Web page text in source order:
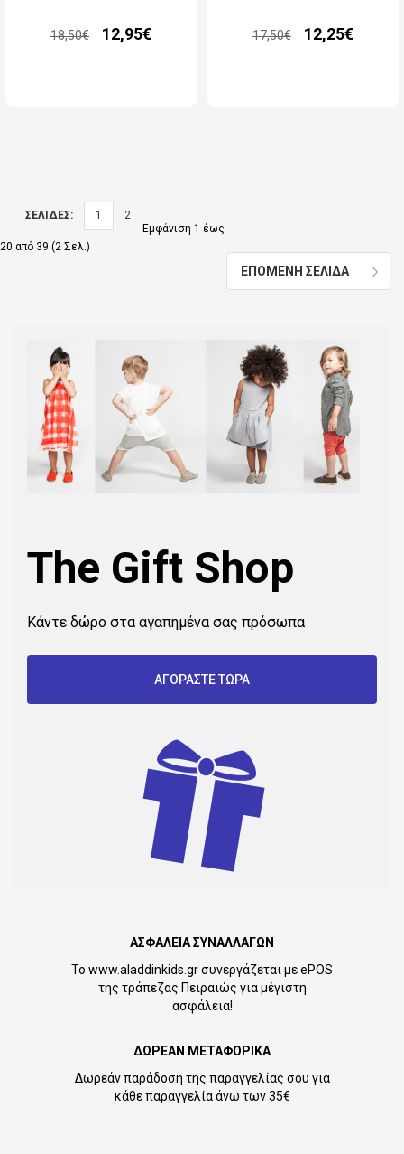
18,50€ 12,95€ 17,50€ 12,25€
ΣΕΛΙΔΕΣ: 1 2
ΕΠΟΜΕΝΗ ΣΕΛΙΔΑ
Εμφάνιση 1 έως
20 από 39 (2 Σελ.)
The Gift Shop
Κάντε δώρο στα αγαπημένα σας πρόσωπα
ΑΓΟΡΑΣΤΕ ΤΩΡΑ
ΑΣΦΑΛΕΙΑ ΣΥΝΑΛΛΑΓΩΝ
Το www.aladdinkids.gr συνεργάζεται με ePOS
της τράπεζας Πειραιώς για μέγιστη
ασφάλεια!
ΔΩΡΕΑΝ ΜΕΤΑΦΟΡΙΚΑ
Δωρεάν παράδοση της παραγγελίας σου για
κάθε παραγγελία άνω των 35€